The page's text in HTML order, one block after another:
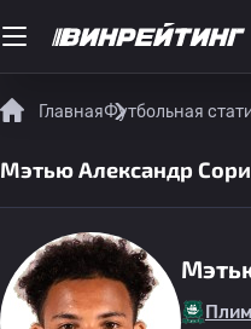
ГлавнаяФутбольная
Мэтью Александр